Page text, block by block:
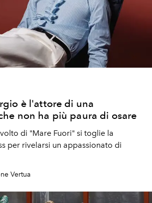
è l'attore di una
non ha più paura di osare
di "Mare Fuori" si toglie la
per rivelarsi un appassionato di
Vertua